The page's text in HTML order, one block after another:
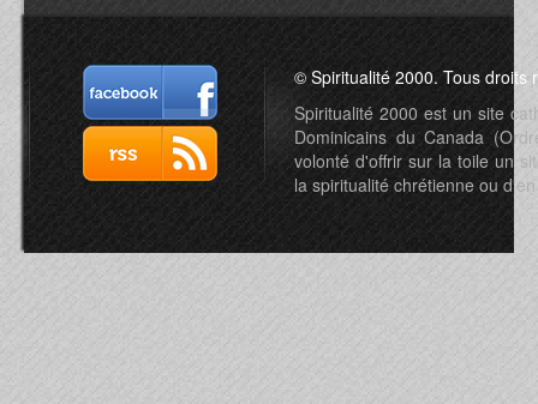
© Spiritualité 2000. Tous droits
Spiritualité 2000 est un site
Dominicains du Canada
volonté d'offrir sur la toile un
la spiritualité chrétienne ou